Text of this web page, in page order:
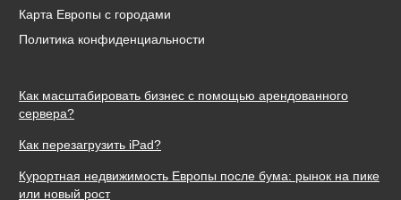
Карта Европы с городами
Политика конфиденциальности
Как масштабировать бизнес с помощью арендованного
сервера?
Как перезагрузить iPad?
Курортная недвижимость Европы после бума: рынок на пике
или новый рост